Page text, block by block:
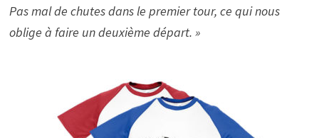
Pas mal de chutes dans le premier tour, ce qui nous
oblige à faire un deuxième départ. »